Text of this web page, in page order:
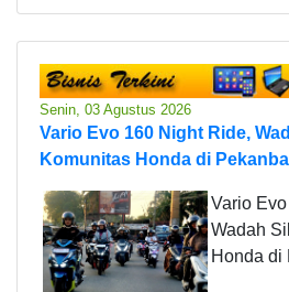
Senin, 03 Agustus 2026
Vario Evo 160 Night Ride,
Komunitas Honda di
Vario
Wadah
Honda di